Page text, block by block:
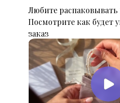
Любите распаковывать
Посмотрите как будет
заказ